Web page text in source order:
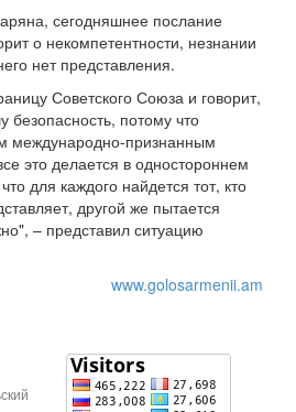
сегодняшнее послание
о некомпетентности, незнании
нет представления.
Советского Союза и говорит,
потому что
международно-признанным
это делается в одностороннем
для каждого найдется тот, кто
другой же пытается
– представил ситуацию
www.golosarmenii.am